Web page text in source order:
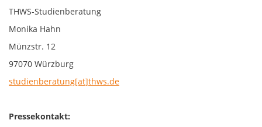
THWS-Studienberatung
Monika Hahn
Münzstr. 12
97070 Würzburg
studienberatung[at]thws.de
Pressekontakt: